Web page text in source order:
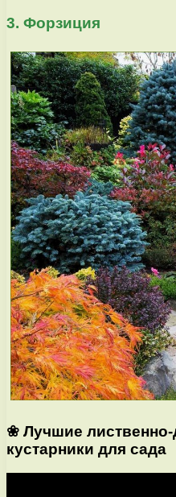
3. Форзиция
❀ Лучшие
кустарники для сада